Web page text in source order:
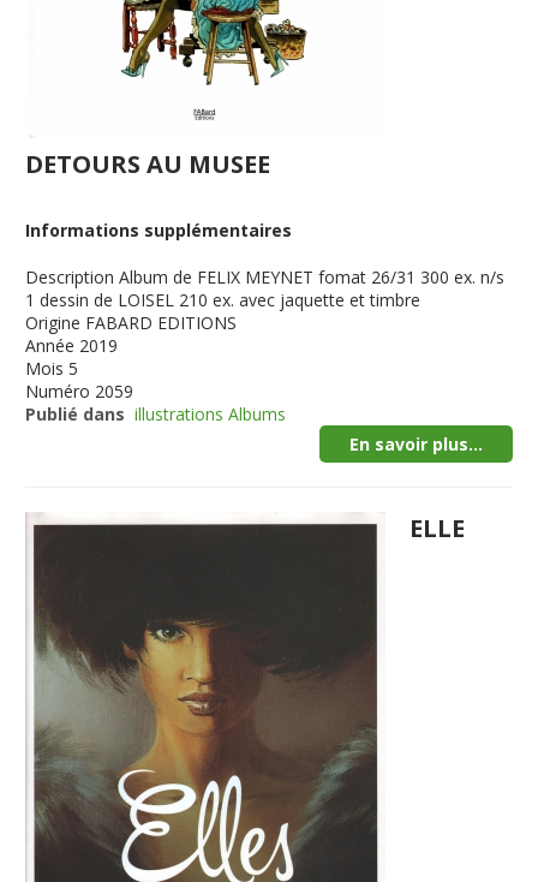
DETOURS AU MUSEE
Informations supplémentaires
Description Album de FELIX MEYNET fomat 26/31 300 ex. n/s
1 dessin de LOISEL 210 ex. avec jaquette et timbre
Origine FABARD EDITIONS
Année 2019
Mois 5
Numéro 2059
Publié dans illustrations Albums
En savoir plus...
ELLE